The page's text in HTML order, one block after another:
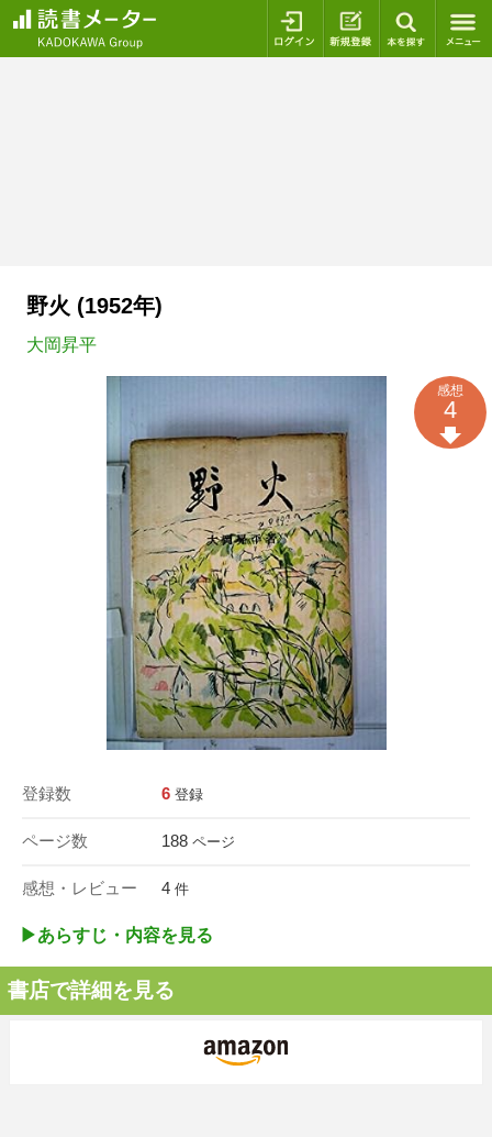
ログイン 新規登録
野火 (1952年)
大岡昇平
登録数 6 登録
ページ数 188 ページ
感想・レビュー 4 件
感想
4
▶︎あらすじ・内容を見る
書店で詳細を見る